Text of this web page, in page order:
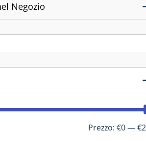
Negozio
Prezzo: €0—